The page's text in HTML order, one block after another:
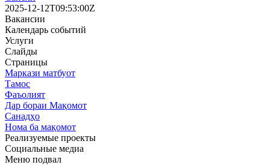
2025-12-12T09:53:00Z
Вакансии
Календарь событий
Услуги
Слайды
Страницы
Маркази матбуот
Тамос
Фаъолият
Дар бораи Мақомот
Санадҳо
Нома ба мақомот
Реализуемые проекты
Социальные медиа
Меню подвал